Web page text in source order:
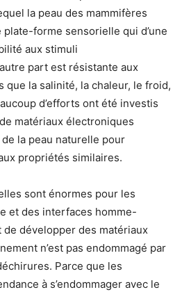
la peau des mammifères
plate-forme sensorielle qui d’une
aux stimuli
part est résistante aux
la salinité, la chaleur, le froid,
d’efforts ont été investis
matériaux électroniques
la peau naturelle pour
propriétés similaires.
sont énormes pour les
et des interfaces homme-
développer des matériaux
n’est pas endommagé par
Parce que les
à s’endommager avec le